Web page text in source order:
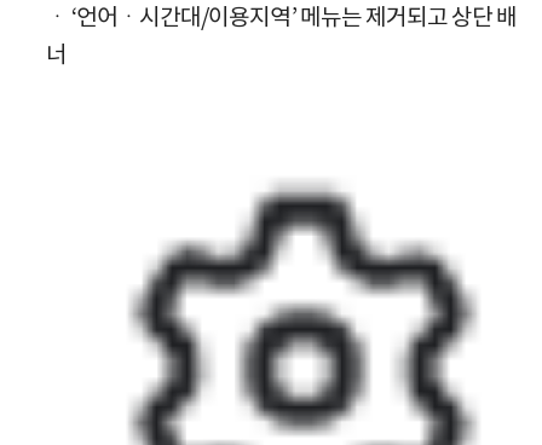
ㆍ ‘언어ㆍ시간대/이용지역’ 메뉴는 제거되고 상단 배
너